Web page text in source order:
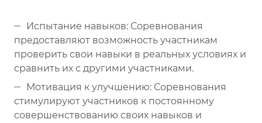
Испытание навыков: Соревнования
предоставляют возможность участникам
проверить свои навыки в реальных условиях и
сравнить их с другими участниками.
Мотивация к улучшению: Соревнования
стимулируют участников к постоянному
совершенствованию своих навыков и